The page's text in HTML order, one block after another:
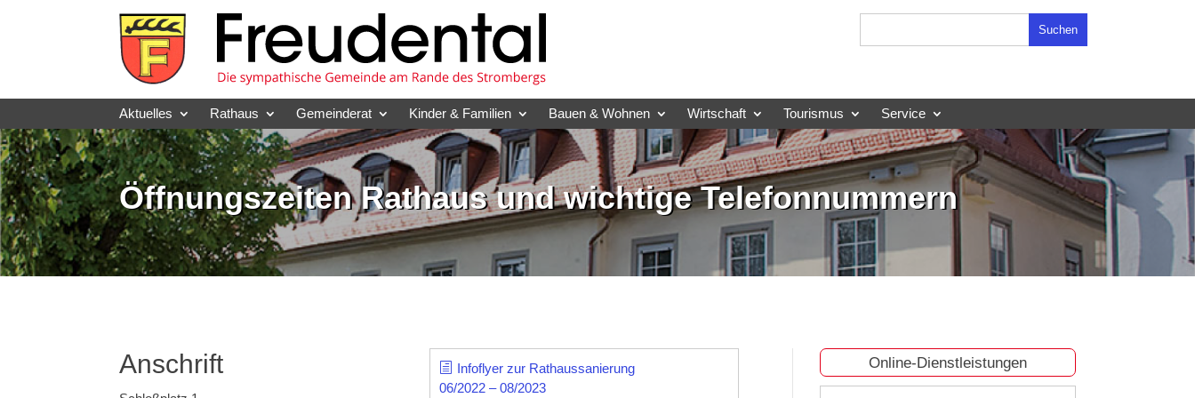
Aktuelles Rathaus Gemeinderat Kinder & Familien Bauen & Wohnen Wirtschaft Tourismus Service
Öffnungszeiten Rathaus und wichtige Telefonnummern
Anschrift
Infoflyer zur Rathaussanierung
06/2022 – 08/2023
Online-Dienstleistungen